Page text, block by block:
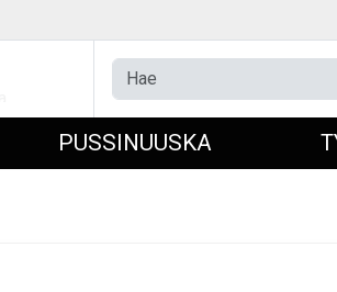
PUSSINUUSKA